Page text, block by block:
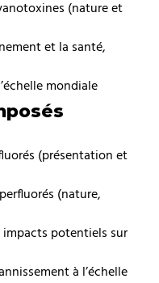
(nature et
et la santé,
mondiale
(présentation et
(nature,
impacts potentiels sur
à l’échelle